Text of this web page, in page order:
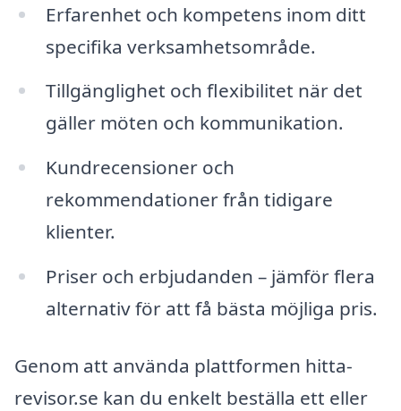
Erfarenhet och kompetens inom ditt
specifika verksamhetsområde.
Tillgänglighet och flexibilitet när det
gäller möten och kommunikation.
Kundrecensioner och
rekommendationer från tidigare
klienter.
Priser och erbjudanden – jämför flera
alternativ för att få bästa möjliga pris.
Genom att använda plattformen hitta-
revisor.se kan du enkelt beställa ett eller